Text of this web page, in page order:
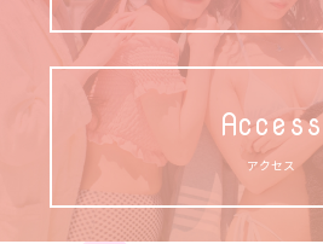
Access
アクセス